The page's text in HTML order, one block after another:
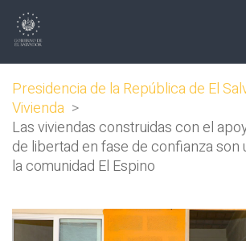
Presidencia de la República de El
Vivienda >
Las viviendas construidas con el
de libertad en fase de confianza son
la comunidad El Espino